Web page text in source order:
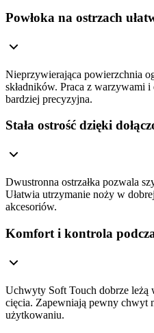
Powłoka na ostrzach
Nieprzywierająca powierzchnia
składników. Praca z warzywami i
bardziej precyzyjna.
Stała ostrość dzięki
Dwustronna ostrzałka pozwala
Ułatwia utrzymanie noży w
akcesoriów.
Komfort i kontrola
Uchwyty Soft Touch dobrze leżą
cięcia. Zapewniają pewny chwyt
użytkowaniu.